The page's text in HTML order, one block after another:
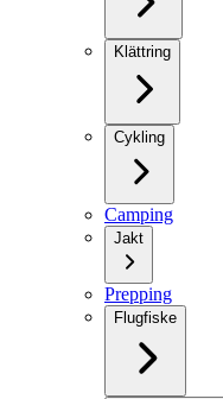
Klättring
Cykling
Camping
Jakt
Prepping
Flugfiske